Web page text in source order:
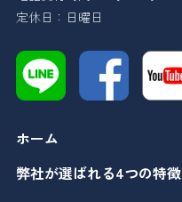
定休日：日曜日
ホーム
弊社が選ばれる4つの特徴